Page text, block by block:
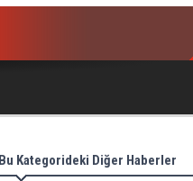
Flaş iddia!
Bu Kategorideki Diğer Haberler